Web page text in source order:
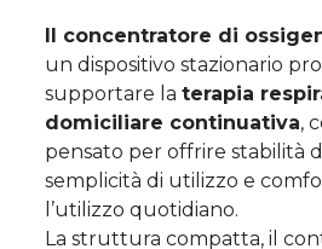
Il concentratore di
un dispositivo stazionario
supportare la terapia
domiciliare continuativa,
pensato per offrire stabilità
semplicità di utilizzo e
l’utilizzo quotidiano.
La struttura compatta, il